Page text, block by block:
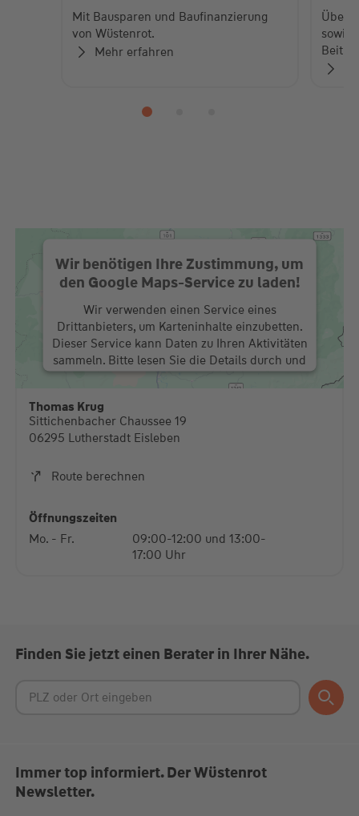
Mit Bausparen und Baufinanzierung
von Wüstenrot.
Mehr erfahren
Über
sowie
Wir benötigen Ihre Zustimmung, um
den Google Maps-Service zu laden!
Wir verwenden einen Service eines
Drittanbieters, um Karteninhalte einzubetten.
Dieser Service kann Daten zu Ihren Aktivitäten
sammeln. Bitte lesen Sie die Details durch und
stimmen Sie der Nutzung des Service zu, um
diese Karte anzuzeigen.
Mehr Informationen
Thomas Krug
Sittichenbacher Chaussee 19
06295 Lutherstadt Eisleben
Route berechnen
Öffnungszeiten
Mo. - Fr.
09:00-12:00 und 13:00-
17:00 Uhr
Finden Sie jetzt einen Berater in Ihrer Nähe.
Immer top informiert. Der Wüstenrot
Newsletter.